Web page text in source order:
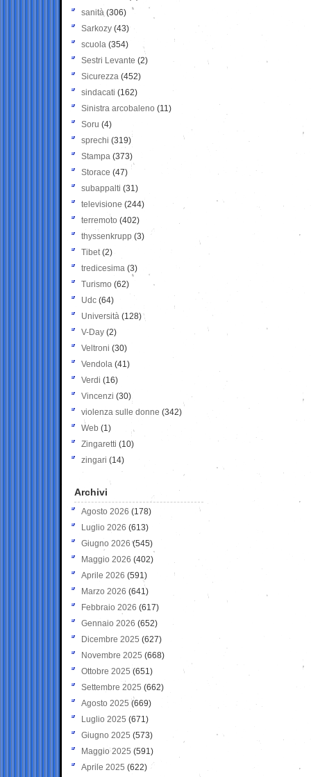
sanità (306)
Sarkozy (43)
scuola (354)
Sestri Levante (2)
Sicurezza (452)
sindacati (162)
Sinistra arcobaleno (11)
Soru (4)
sprechi (319)
Stampa (373)
Storace (47)
subappalti (31)
televisione(244)
terremoto (402)
thyssenkrupp (3)
Tibet(2)
tredicesima (3)
Turismo (62)
Udc (64)
Università (128)
V-Day (2)
Veltroni (30)
Vendola (41)
Verdi (16)
Vincenzi (30)
violenza sulle donne (342)
Web (1)
Zingaretti (10)
zingari (14)
Archivi
Agosto 2026 (178)
Luglio 2026 (613)
Giugno 2026 (545)
Maggio 2026 (402)
Aprile 2026 (591)
Marzo 2026 (641)
Febbraio 2026 (617)
Gennaio 2026 (652)
Dicembre 2025 (627)
Novembre 2025 (668)
Ottobre 2025 (651)
Settembre 2025 (662)
Agosto 2025 (669)
Luglio 2025 (671)
Giugno 2025 (573)
Maggio 2025 (591)
Aprile 2025 (622)